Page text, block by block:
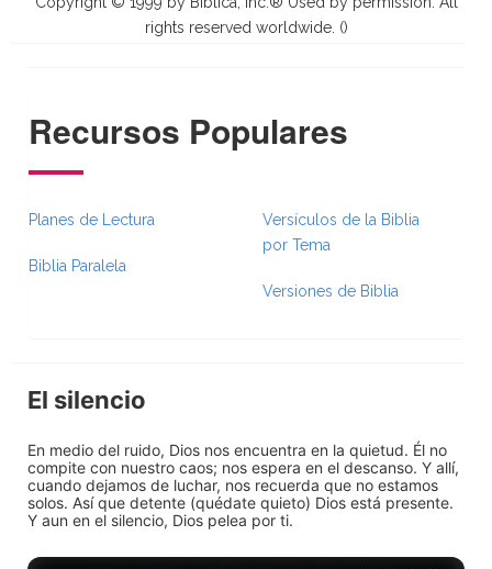
rights reserved worldwide. ()
Recursos Populares
Planes de Lectura
Biblia Paralela
Versículos de la Biblia
por Tema
Versiones de Biblia
El silencio
En medio del ruido, Dios nos encuentra en la quietud. Él no
compite con nuestro caos; nos espera en el descanso. Y allí,
cuando dejamos de luchar, nos recuerda que no estamos
solos. Así que detente (quédate quieto) Dios está presente.
Y aun en el silencio, Dios pelea por ti.